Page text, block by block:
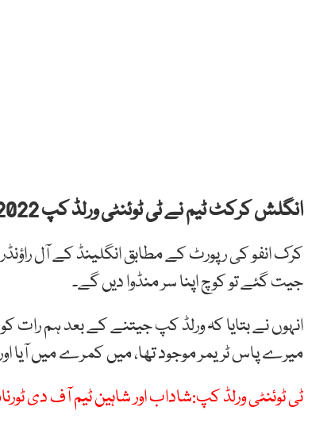
انگلش کرکٹ ٹیم نے ٹی ٹوئنٹی ورلڈ کپ 2022 جیتنے پر اپنے کوچ میتھیو پوٹ کو گنجا کر دیا۔
کرک انفو کی رپورٹ کے مطابق انگلینڈ کے آل
جیت گئے تو کوچ اپنا سر منڈوا دیں گے۔
انہوں نے بتایا کہ ورلڈ کپ جیتنے کے بعد ہم
میرے پاس ٹریمر موجود تھا، میں کمرے میں آیا
ٹی ٹوئنٹی ورلڈ کپ:شاداب اور شاہین ٹیم آف دی